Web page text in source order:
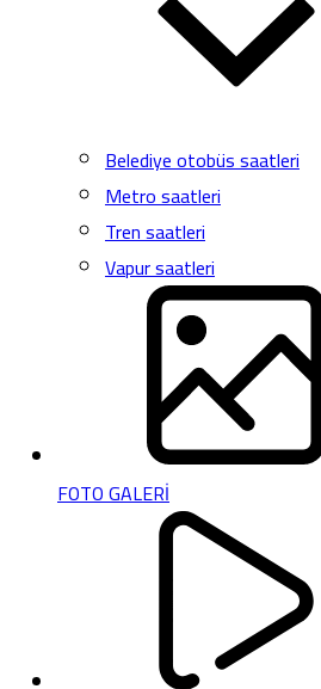
Belediye otobüs saatleri
Metro saatleri
Tren saatleri
Vapur saatleri
FOTO GALERİ